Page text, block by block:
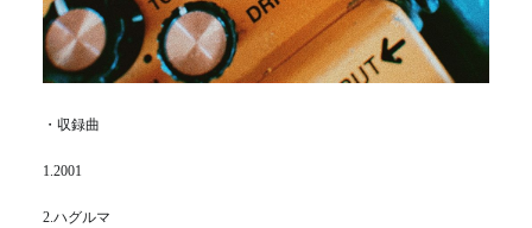
・収録曲
1.2001
2.ハグルマ